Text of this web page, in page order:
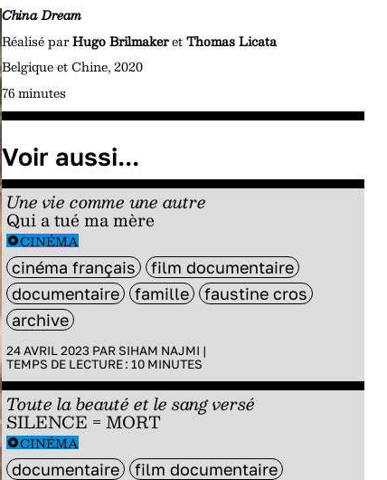
China Dream
Réalisé parHugo BrilmakeretThomas Licata
Belgique et Chine, 2020
76 minutes
Voir aussi...
Une vie comme une autre
Qui a tué ma mère
CINÉMA
cinéma français
film documentaire
documentaire
famille
faustine cros
archive
24 AVRIL 2023 PAR SIHAM NAJMI |
TEMPS DE LECTURE : 10MINUTES
Toute la beauté et le sang versé
SILENCE = MORT
CINÉMA
documentaire
film documentaire